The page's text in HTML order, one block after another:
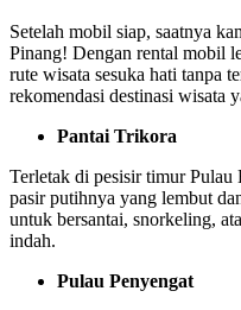
Setelah mobil siap, saatnya
Pinang! Dengan rental mobil
rute wisata sesuka hati tanpa
rekomendasi destinasi wisata
Pantai Trikora
Terletak di pesisir timur
pasir putihnya yang lembut
untuk bersantai, snorkeling,
indah.
Pulau Penyengat